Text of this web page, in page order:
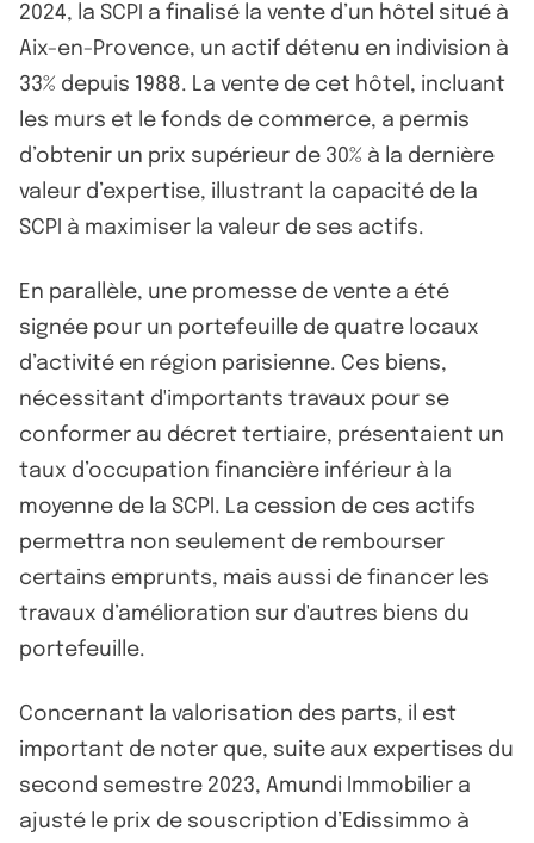
2024, la SCPI a finalisé la vente d’un hôtel situé à
Aix-en-Provence, un actif détenu en indivision à
33% depuis 1988. La vente de cet hôtel, incluant
les murs et le fonds de commerce, a permis
d’obtenir un prix supérieur de 30% à la dernière
valeur d’expertise, illustrant la capacité de la
SCPI à maximiser la valeur de ses actifs.
En parallèle, une promesse de vente a été
signée pour un portefeuille de quatre locaux
d’activité en région parisienne. Ces biens,
nécessitant d'importants travaux pour se
conformer au décret tertiaire, présentaient un
taux d’occupation financière inférieur à la
moyenne de la SCPI. La cession de ces actifs
permettra non seulement de rembourser
certains emprunts, mais aussi de financer les
travaux d’amélioration sur d'autres biens du
portefeuille.
Concernant la valorisation des parts, il est
important de noter que, suite aux expertises du
second semestre 2023, Amundi Immobilier a
ajusté le prix de souscription d’Edissimmo à